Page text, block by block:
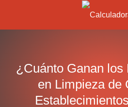
¿Cuánto Ganan los
en Limpieza de